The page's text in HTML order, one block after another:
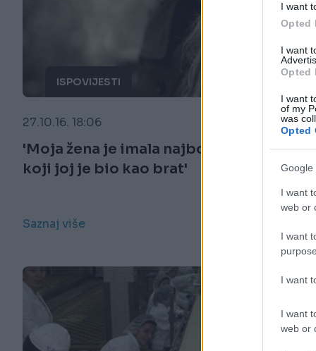
I want
Opted
I want
Opted
I want
of my
was
Opted
Google
I want
web or
I want
I want
I want
web or
ISPOVIJESTI
27.10.16. 18:06
'Moja žena je imala najboljeg druga
koji joj je bio kao brat'
Saznaj više